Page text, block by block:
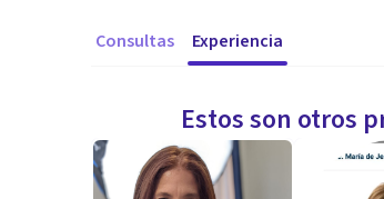
Consultas Experiencia
Estos son otros